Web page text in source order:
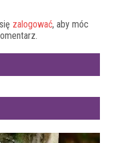
zalogować, aby móc